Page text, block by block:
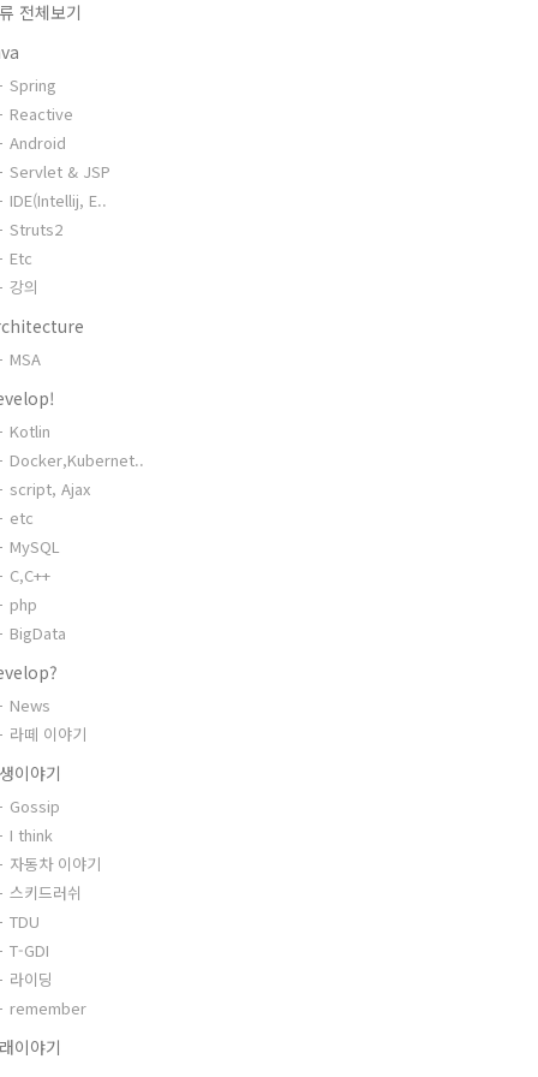
전체보기
Spring
Reactive
Android
Servlet & JSP
IDE(Intellij, E..
Struts2
Etc
강의
MSA
Kotlin
Docker,Kubernet..
script, Ajax
etc
MySQL
C,C++
php
BigData
News
라떼 이야기
이야기
Gossip
I think
자동차 이야기
스키드러쉬
TDU
T-GDI
라이딩
remember
이야기